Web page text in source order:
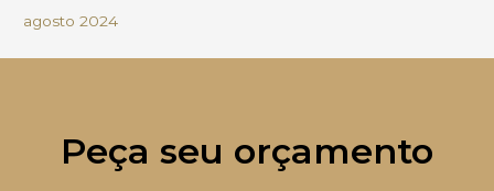
agosto 2024
Peça seu orçamento